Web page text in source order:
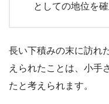
としての地位を確
長い下積みの末に訪れ
えられたことは、小手
たと考えられます。